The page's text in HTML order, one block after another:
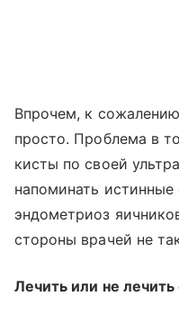
Впрочем, к
просто. Проблема в
кисты по своей
напоминать
эндометриоз
стороны врачей не
Лечить или не